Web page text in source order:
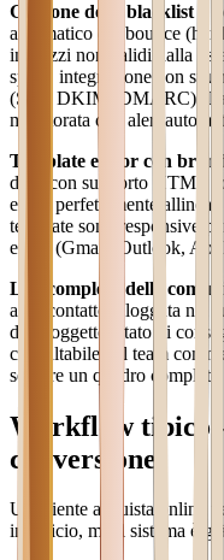
Gestione delle blacklist e
automatico dei bounce
indirizzi non validi dalla
spam, integrazione con
(SPF, DKIM, DMARC). La
monitorata con alert
Template editor con
drop con supporto HTML
email perfettamente
template sono responsive
email (Gmail, Outlook,
Log completo delle
a un contatto è loggata nel
data, oggetto, stato di
consultabile dal team
sempre un quadro
Workflow
conversione
Un cliente acquista online
in ufficio, ma il sistema è